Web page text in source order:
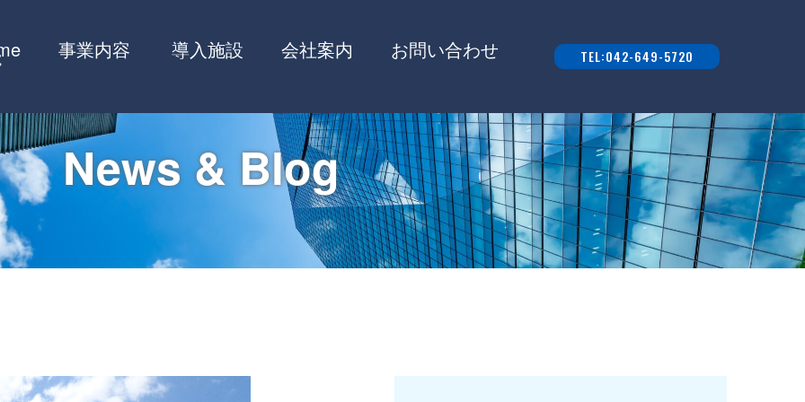
事業内容 導入施設 会社案内 お問い合わせ TEL:042-649-5720
News & Blog